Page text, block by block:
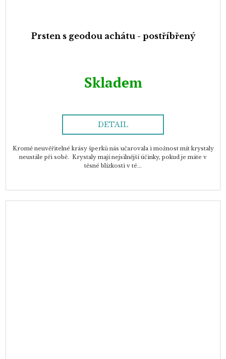
Prsten s geodou achátu - postříbřený
Skladem
DETAIL
Kromě neuvěřitelné krásy šperků nás učarovala i možnost mít krystaly
neustále při sobě. Krystaly mají nejsilnější účinky, pokud je máte v
těsné blízkosti v té...